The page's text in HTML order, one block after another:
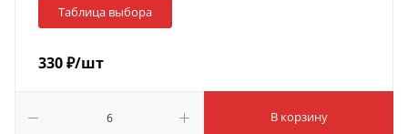
Таблица выбора
330₽/шт
В корзину